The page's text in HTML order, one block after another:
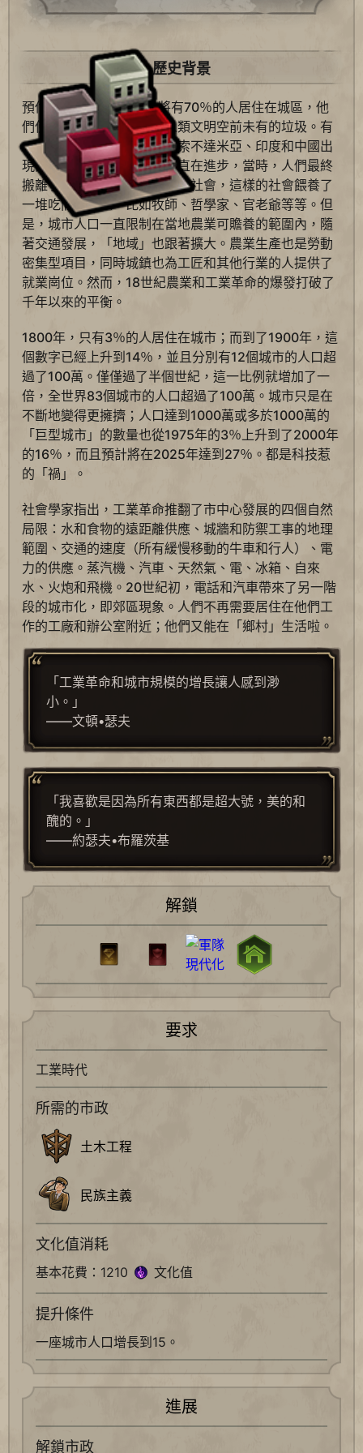
歷史背景
預估到2050年，世界上將有70％的人居住在城區，他
們使用稀有資源並製造出人類文明空前未有的垃圾。有
一種趨勢是自從古埃及、美索不達米亞、印度和中國出
現第一批城鎮以來，人類一直在進步，當時，人們最終
搬離了存在農業性和原始性的社會，這樣的社會餵養了
一堆吃閒飯的人，比如牧師、哲學家、官老爺等等。但
是，城市人口一直限制在當地農業可贍養的範圍內，隨
著交通發展，「地域」也跟著擴大。農業生產也是勞動
密集型項目，同時城鎮也為工匠和其他行業的人提供了
就業崗位。然而，18世紀農業和工業革命的爆發打破了
千年以來的平衡。
1800年，只有3％的人居住在城市；而到了1900年，這
個數字已經上升到14％，並且分別有12個城市的人口超
過了100萬。僅僅過了半個世紀，這一比例就增加了一
倍，全世界83個城市的人口超過了100萬。城市只是在
不斷地變得更擁擠；人口達到1000萬或多於1000萬的
「巨型城市」的數量也從1975年的3％上升到了2000年
的16％，而且預計將在2025年達到27％。都是科技惹
的「禍」。
社會學家指出，工業革命推翻了市中心發展的四個自然
局限：水和食物的遠距離供應、城牆和防禦工事的地理
範圍、交通的速度（所有緩慢移動的牛車和行人）、電
力的供應。蒸汽機、汽車、天然氣、電、冰箱、自來
水、火炮和飛機。20世紀初，電話和汽車帶來了另一階
段的城市化，即郊區現象。人們不再需要居住在他們工
作的工廠和辦公室附近；他們又能在「鄉村」生活啦。
「工業革命和城市規模的增長讓人感到渺
小。」
——文頓•瑟夫
「我喜歡是因為所有東西都是超大號，美的和
醜的。」
——約瑟夫•布羅茨基
解鎖
要求
工業時代
所需的市政
土木工程
民族主義
文化值消耗
基本花費：1210 文化值
提升條件
一座城市人口增長到15。
進展
解鎖市政